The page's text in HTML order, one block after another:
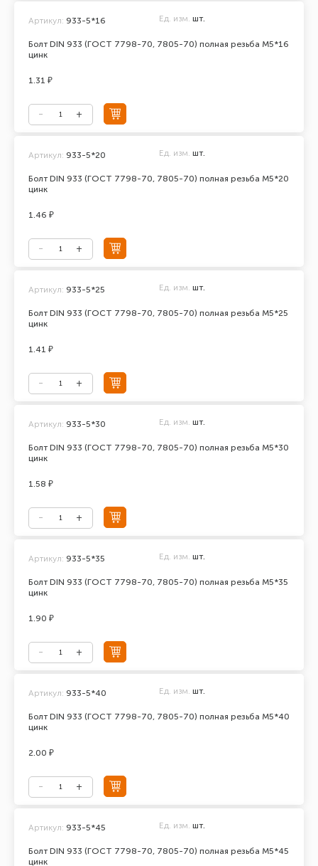
Болт DIN 933 (ГОСТ 7798-70, 7805-70) полная резьба М5*16
цинк
Артикул: 933-5*16 Ед. изм. шт.
1.31 ₽
Болт DIN 933 (ГОСТ 7798-70, 7805-70) полная резьба М5*20
цинк
Артикул: 933-5*20 Ед. изм. шт.
1.46 ₽
Болт DIN 933 (ГОСТ 7798-70, 7805-70) полная резьба М5*25
цинк
Артикул: 933-5*25 Ед. изм. шт.
1.41 ₽
Болт DIN 933 (ГОСТ 7798-70, 7805-70) полная резьба М5*30
цинк
Артикул: 933-5*30 Ед. изм. шт.
1.58 ₽
Болт DIN 933 (ГОСТ 7798-70, 7805-70) полная резьба М5*35
цинк
Артикул: 933-5*35 Ед. изм. шт.
1.90 ₽
Болт DIN 933 (ГОСТ 7798-70, 7805-70) полная резьба М5*40
цинк
Артикул: 933-5*40 Ед. изм. шт.
2.00 ₽
Болт DIN 933 (ГОСТ 7798-70, 7805-70) полная резьба М5*45
цинк
Артикул: 933-5*45 Ед. изм. шт.